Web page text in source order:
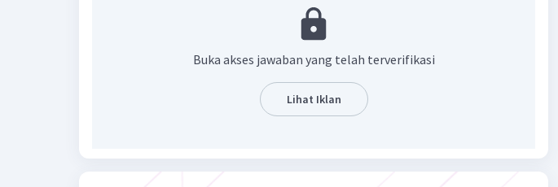
Terumbu karang adalah ekosistem di laut yang terbentuk oleh biota
luat penghasil kapur khususnya
jenis-jenis karang batu dan alaga berkapur, bersama. dengan biota
lain yang hidup di dasar lautan. Ekosistem terumbu karang dapat
rusak karena aktivitas manusia. kegiatan masyarakat pesisir yang
Buka akses jawaban yang telah terverifikasi
Lihat Iklan